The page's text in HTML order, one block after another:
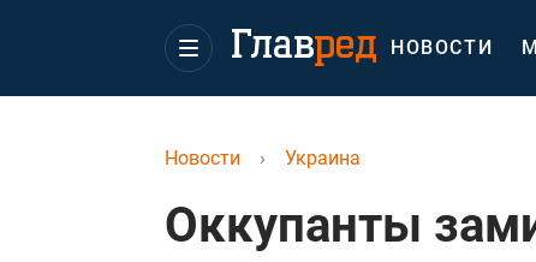
НОВОСТИ
Новости › Украина
Оккупанты